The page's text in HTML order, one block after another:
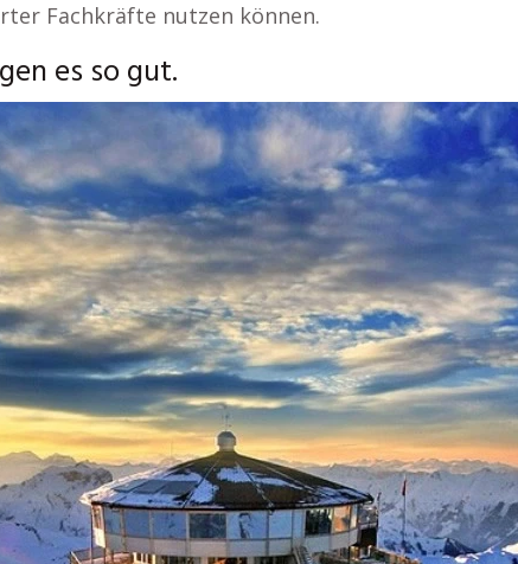
Fachkräfte nutzen können.
es so gut.